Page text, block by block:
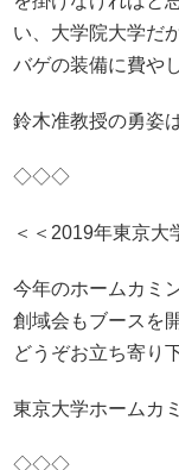
い、大学院大学だ
バゲの装備に費や
鈴木准教授の勇姿
◇◇◇
＜＜2019年東京大
今年のホームカミ
創域会もブースを
どうぞお立ち寄り
東京大学ホームカ
◇◇◇